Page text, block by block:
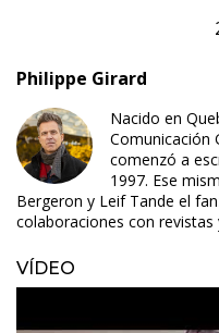
Philippe Girard
Nacido en
Comunicación
comenzó a
1997. Ese
Bergeron y Leif Tande el
colaboraciones con revistas
VÍDEO